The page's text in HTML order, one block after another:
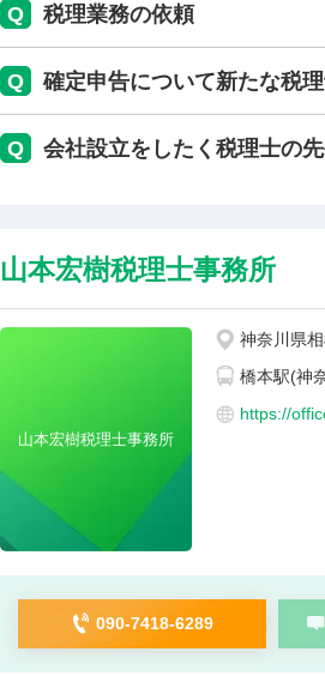
Q 税理業務の依頼
Q 確定申告について新たな税
Q 会社設立をしたく税理士の
山本宏樹税理士事務所
山本宏樹税理士事務所
神奈川県
橋本駅(神
https://
090-7418-6289